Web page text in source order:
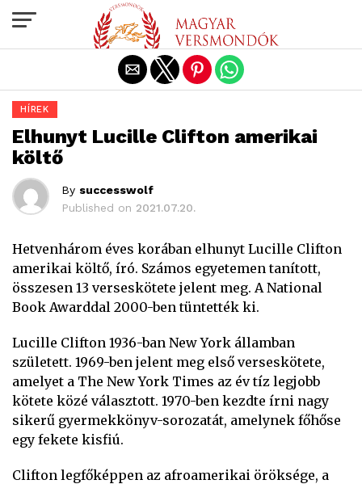
HÍREK
Elhunyt Lucille Clifton amerikai
költő
By successwolf
Published on 2021.07.20.
Hetvenhárom éves korában elhunyt Lucille Clifton
amerikai költő, író. Számos egyetemen tanított,
összesen 13 verseskötete jelent meg. A National
Book Awarddal 2000-ben tüntették ki.
Lucille Clifton 1936-ban New York államban
született. 1969-ben jelent meg első verseskötete,
amelyet a The New York Times az év tíz legjobb
kötete közé választott. 1970-ben kezdte írni nagy
sikerű gyermekkönyv-sorozatát, amelynek főhőse
egy fekete kisfiú.
Clifton legfőképpen az afroamerikai öröksége, a
Exit mobile version